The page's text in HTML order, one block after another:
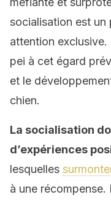
socialisation est un
attention
pei à cet égard
et le
chien.
La socialisation
d’expériences
lesquelles
à une récompense.